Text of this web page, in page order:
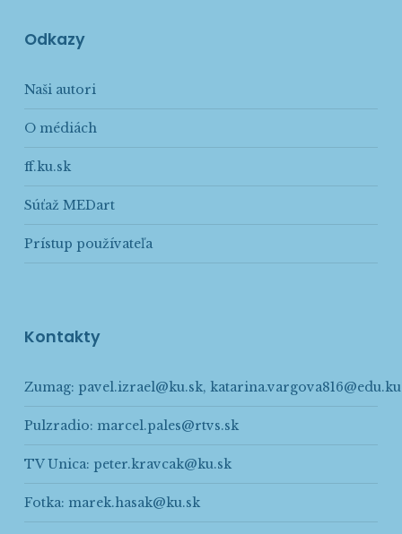
Odkazy
Naši autori
O médiách
ff.ku.sk
Súťaž MEDart
Prístup používateľa
Kontakty
Zumag: pavel.izrael@ku.sk,
Pulzradio: marcel.pales@rtvs.sk
TV Unica: peter.kravcak@ku.sk
Fotka: marek.hasak@ku.sk